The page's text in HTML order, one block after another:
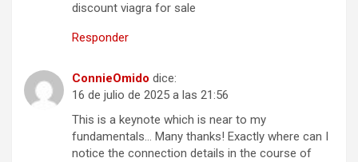
discount viagra for sale
Responder
ConnieOmido dice:
16 de julio de 2025 a las 21:56
This is a keynote which is near to my
fundamentals… Many thanks! Exactly where can I
notice the connection details in the course of